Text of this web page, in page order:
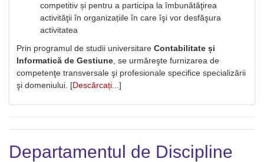
competitiv și pentru a participa la îmbunătăţirea
activităţii în organizațiile în care îşi vor desfăşura
activitatea
Prin programul de studii universitare Contabilitate și
Informatică de Gestiune , se urmăreşte furnizarea de
competenţe transversale şi profesionale specifice specializării
şi domeniului. [Descărcați... ]
Departamentul de Discipline